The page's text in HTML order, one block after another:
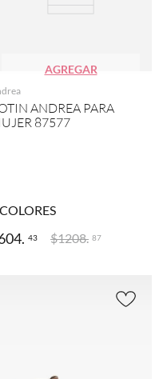
AGREGAR
ANDREA PARA
87577
COLORES
. 43 $1208. 87